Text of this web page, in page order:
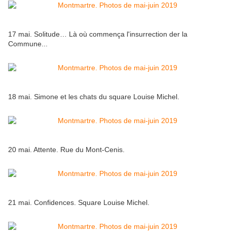
17 mai. Solitude… Là où commença l'insurrection der la
Commune...
18 mai. Simone et les chats du square Louise Michel.
20 mai. Attente. Rue du Mont-Cenis.
21 mai. Confidences. Square Louise Michel.